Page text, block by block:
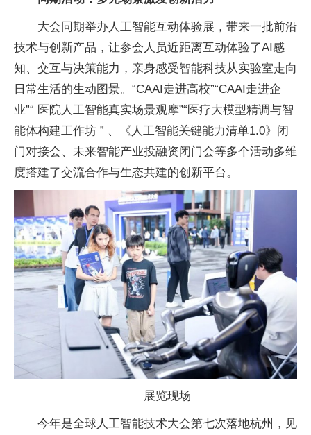
大会同期举办人工智能互动体验展，带来一批前沿
技术与创新产品，让参会人员近距离互动体验了AI感
知、交互与决策能力，亲身感受智能科技从实验室走向
日常生活的生动图景。“CAAI走进高校”“CAAI走进企
业”“ 医院人工智能真实场景观摩”“医疗大模型精调与智
能体构建工作坊 ” 、《人工智能关键能力清单1.0》闭
门对接会、未来智能产业投融资闭门会等多个活动多维
度搭建了交流合作与生态共建的创新平台。
展览现场
今年是全球人工智能技术大会第七次落地杭州，见